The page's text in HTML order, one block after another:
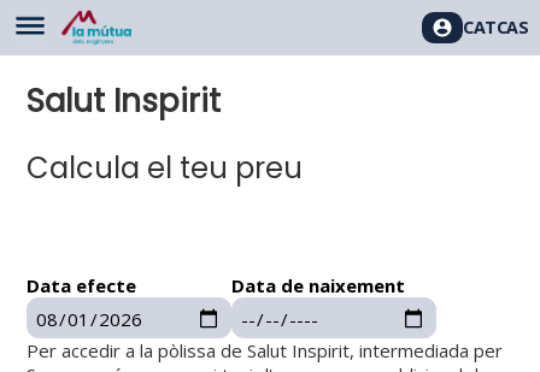
CATCAS
Salut Inspirit
Calcula el teu preu
Data efecte Data de naixement
Per accedir a la pòlissa de Salut Inspirit, intermediada per